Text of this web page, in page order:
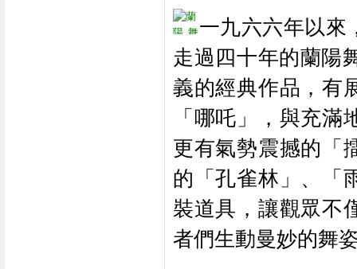
一九六六年以來
走過四十年的蘭陽
義的經典作品，有
「哪吒」，與充
更有氣勢震撼的「
的「孔雀林」、「
裝道具，讓觀眾不
者們生動曼妙的舞